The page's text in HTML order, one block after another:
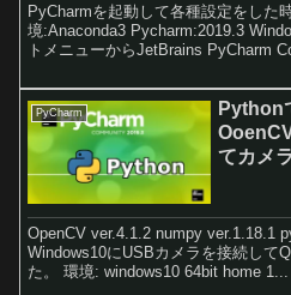
PyCharmを起動して各種設定をした
境:Anaconda3 Pycharm:2019.3
トメニューからJetBrains PyCharm
setings 』のまま『OK』 をクリック
シーに同意するのでチェックを入れ
す。
PyCharm
Python
てカメ
OpenCV ver.4.1.2 numpy ver.1.18.1
Windows10にUSBカメラを接続して
た。 環境: windows10 64bit home 1...